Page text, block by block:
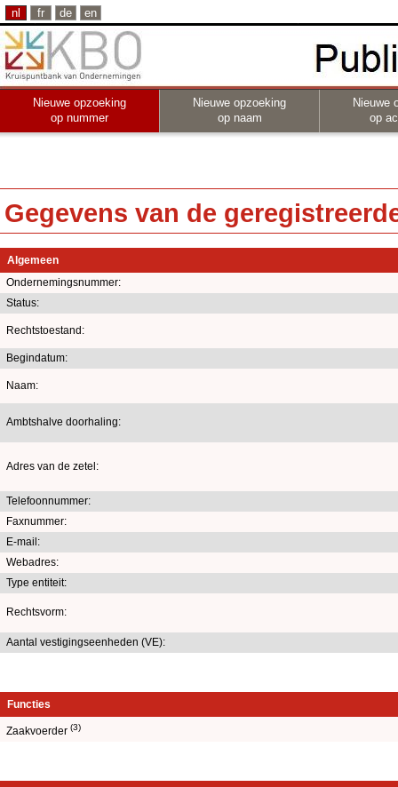
nl fr de en
Nieuwe opzoeking
op nummer
Nieuwe opzoeking
op naam
Nieuwe
op
Gegevens van de
Algemeen
Ondernemingsnummer:
Status:
Rechtstoestand:
Begindatum:
Naam:
Ambtshalve doorhaling:
Adres van de zetel:
Telefoonnummer:
Faxnummer:
E-mail:
Webadres:
Type entiteit:
Rechtsvorm:
Aantal vestigingseenheden (VE):
Functies
Zaakvoerder (3)